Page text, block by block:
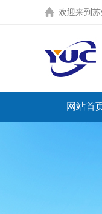
欢迎来到
网站首